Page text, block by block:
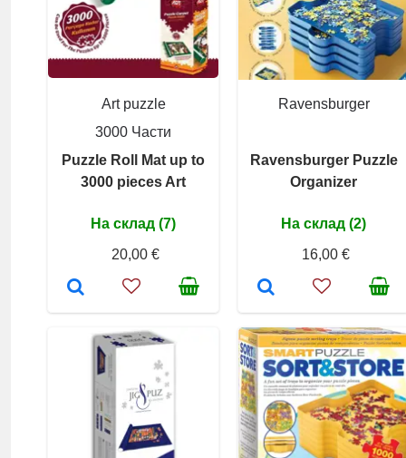
Art puzzle
3000 Части
Puzzle Roll Mat up to
3000 pieces Art
На склад (7)
20,00 €
Ravensburger
Ravensburger Puzzle
Organizer
На склад (2)
16,00 €